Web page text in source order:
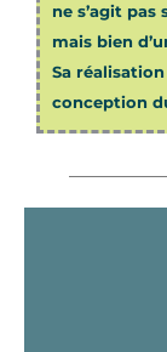
ne s’agit
mais bien
Sa
conception